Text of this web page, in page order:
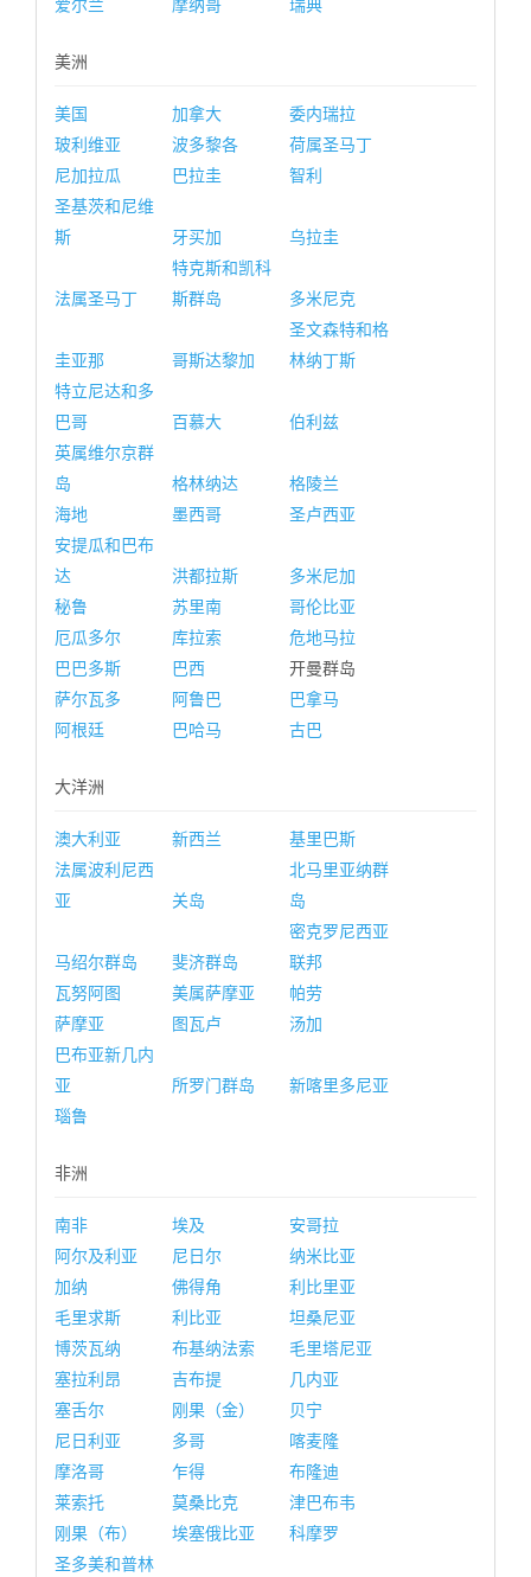
爱尔兰
摩纳哥 瑞典
美洲
美国 加拿大
委内瑞拉
玻利维亚
波多黎各
荷属圣马丁
尼加拉瓜
巴拉圭
智利
圣基茨和尼维
斯
牙买加 乌拉圭
法属圣马丁
特克斯和凯科
斯群岛
多米尼克
圭亚那 哥斯达黎加
圣文森特和格
林纳丁斯
特立尼达和多
巴哥
百慕大
伯利兹
英属维尔京群
岛
格林纳达
格陵兰
海地
墨西哥
圣卢西亚
安提瓜和巴布
达
洪都拉斯
多米尼加
秘鲁
苏里南
哥伦比亚
厄瓜多尔
库拉索
危地马拉
巴巴多斯
巴西
开曼群岛
萨尔瓦多
阿鲁巴
巴拿马
阿根廷
巴哈马 古巴
大洋洲
澳大利亚 新西兰
基里巴斯
法属波利尼西
亚
关岛
北马里亚纳群
岛
马绍尔群岛 斐济群岛
密克罗尼西亚
联邦
瓦努阿图
美属萨摩亚
帕劳
萨摩亚
图瓦卢
汤加
巴布亚新几内
亚
所罗门群岛
新喀里多尼亚
瑙鲁
非洲
南非 埃及
安哥拉
阿尔及利亚
尼日尔
纳米比亚
加纳
佛得角
利比里亚
毛里求斯
利比亚
坦桑尼亚
博茨瓦纳
布基纳法索
毛里塔尼亚
塞拉利昂
吉布提
几内亚
塞舌尔
刚果（金）
贝宁
尼日利亚
多哥
喀麦隆
摩洛哥
乍得
布隆迪
莱索托
莫桑比克
津巴布韦
刚果（布）
埃塞俄比亚
科摩罗
圣多美和普林